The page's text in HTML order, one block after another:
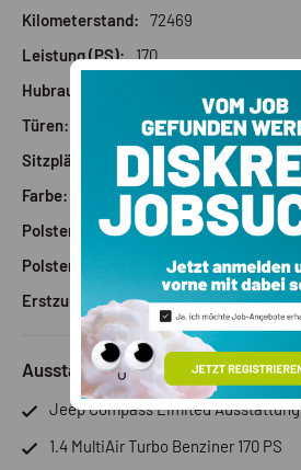
Kilometerstand:
72469
Leistung (PS): 170
Hubraum:
Türen:
4/5 Türer
Sitzplätze:
Farbe:
Polstermaterial: Stoff
Polsterfarbe:
Schwarz
Erstzulassung: 06/2019
Ausstattung
Jeep Compass Limited Ausstattung
1.4 MultiAir Turbo Benziner 170 PS